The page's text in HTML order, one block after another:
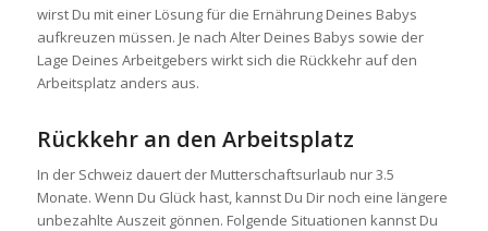
wirst Du mit einer Lösung für die Ernährung Deines Babys
aufkreuzen müssen. Je nach Alter Deines Babys sowie der
Lage Deines Arbeitgebers wirkt sich die Rückkehr auf den
Arbeitsplatz anders aus.
Rückkehr an den Arbeitsplatz
In der Schweiz dauert der Mutterschaftsurlaub nur 3.5
Monate. Wenn Du Glück hast, kannst Du Dir noch eine längere
unbezahlte Auszeit gönnen. Folgende Situationen kannst Du